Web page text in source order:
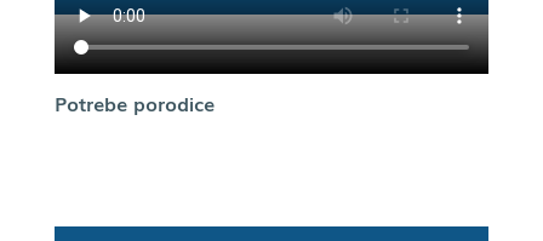
Potrebe porodice